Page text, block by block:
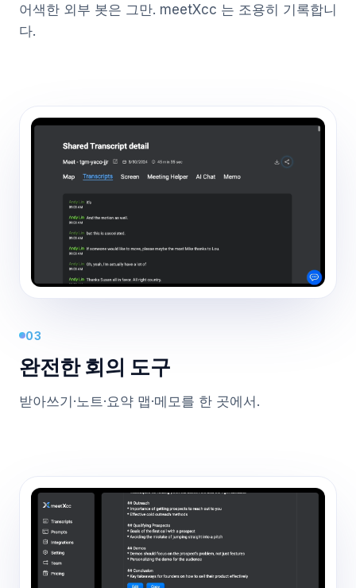
어색한 외부 봇은 그만. meetXcc 는 조용히 기록합니
다.
03
완전한 회의 도구
받아쓰기·노트·요약 맵·메모를 한 곳에서.